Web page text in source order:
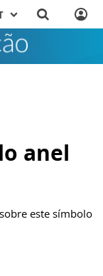
anel
este símbolo